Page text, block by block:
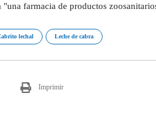
farmacia de productos
lechal Leche de cabra
Imprimir